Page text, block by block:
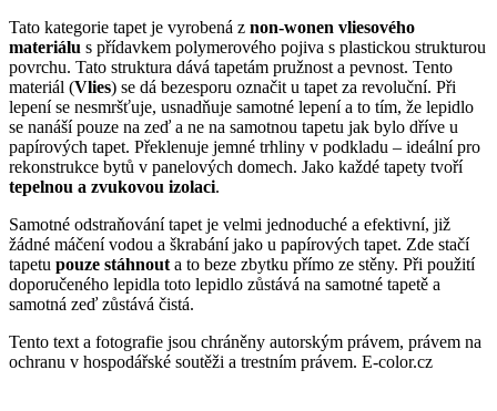
Tato kategorie tapet je vyrobená z non-wonen vliesového
materiálu s přídavkem polymerového pojiva s plastickou strukturou
povrchu. Tato struktura dává tapetám pružnost a pevnost. Tento
materiál (Vlies) se dá bezesporu označit u tapet za revoluční. Při
lepení se nesmršťuje, usnadňuje samotné lepení a to tím, že lepidlo
se nanáší pouze na zeď a ne na samotnou tapetu jak bylo dříve u
papírových tapet. Překlenuje jemné trhliny v podkladu – ideální pro
rekonstrukce bytů v panelových domech. Jako každé tapety tvoří
tepelnou a zvukovou izolaci.
Samotné odstraňování tapet je velmi jednoduché a efektivní, již
žádné máčení vodou a škrabání jako u papírových tapet. Zde stačí
tapetu pouze stáhnout a to beze zbytku přímo ze stěny. Při použití
doporučeného lepidla toto lepidlo zůstává na samotné tapetě a
samotná zeď zůstává čistá.
Tento text a fotografie jsou chráněny autorským právem, právem na
ochranu v hospodářské soutěži a trestním právem. E-color.cz